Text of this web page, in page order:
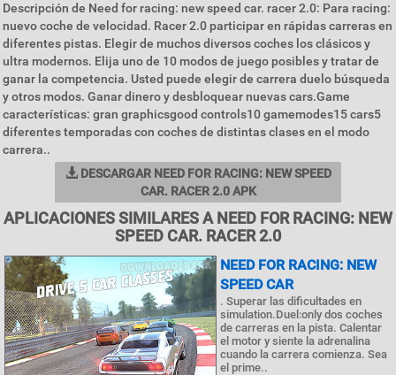
Descripción de Need for racing: new speed car. racer 2.0: Para racing:
nuevo coche de velocidad. Racer 2.0 participar en rápidas carreras en
diferentes pistas. Elegir de muchos diversos coches los clásicos y
ultra modernos. Elija uno de 10 modos de juego posibles y tratar de
ganar la competencia. Usted puede elegir de carrera duelo búsqueda
y otros modos. Ganar dinero y desbloquear nuevas cars.Game
características: gran graphicsgood controls10 gamemodes15 cars5
diferentes temporadas con coches de distintas clases en el modo
carrera..
DESCARGAR NEED FOR RACING: NEW SPEED
CAR. RACER 2.0 APK
APLICACIONES SIMILARES A NEED FOR RACING: NEW
SPEED CAR. RACER 2.0
NEED FOR RACING: NEW
SPEED CAR
. Superar las dificultades en
simulation.Duel:only dos coches
de carreras en la pista. Calentar
el motor y siente la adrenalina
cuando la carrera comienza. Sea
el prime..